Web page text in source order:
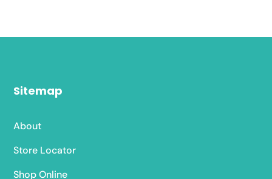
Sitemap
About
Store Locator
Shop Online